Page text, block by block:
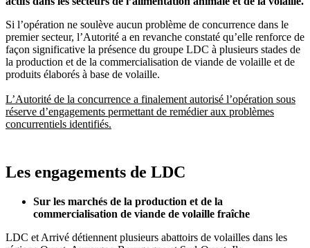
Si l’opération ne soulève aucun problème de concurrence dans le
premier secteur, l’Autorité a en revanche constaté qu’elle renforce de
façon significative la présence du groupe LDC à plusieurs stades de
la production et de la commercialisation de viande de volaille et de
produits élaborés à base de volaille.
L’Autorité de la concurrence a finalement autorisé l’opération sous
réserve d’engagements permettant de remédier aux problèmes
concurrentiels identifiés.
Les engagements de LDC
Sur les marchés de la production et de la
commercialisation de viande de volaille fraîche
LDC et Arrivé détiennent plusieurs abattoirs de volailles dans les